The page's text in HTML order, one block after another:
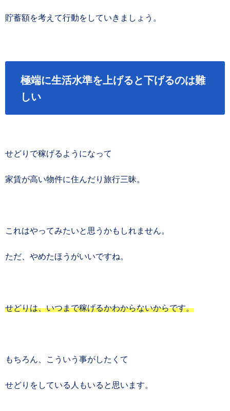
貯蓄額を考えて行動をしていきましょう。
極端に生活水準を上げると下げるのは難
しい
せどりで稼げるようになって
家賃が高い物件に住んだり旅行三昧。
これはやってみたいと思うかもしれません。
ただ、やめたほうがいいですね。
せどりは、いつまで稼げるかわからないからです。
もちろん、こういう事がしたくて
せどりをしている人もいると思います。